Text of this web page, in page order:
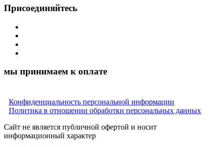
Присоединяйтесь
мы принимаем к оплате
Конфиденциальность персональной информации
Политика в отношении обработки персональных данных
Сайт не является публичной офертой и носит
информационный характер